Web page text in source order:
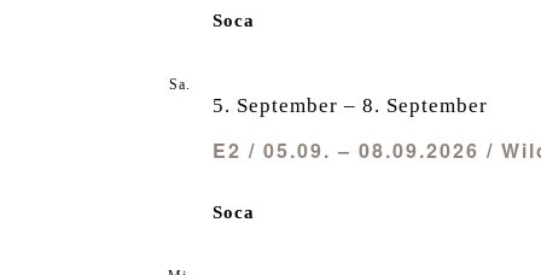
Soca
Sa.
E2 / 05.09. – 08.09.2026 /
5. September – 8. September
Soca